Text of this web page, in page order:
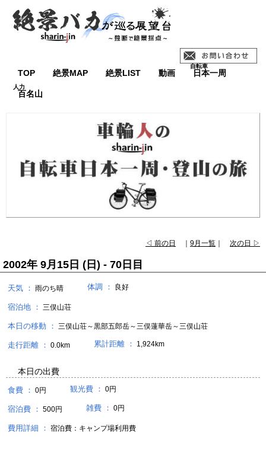
TOP 絶景MAP 絶景LIST 動画 日本一周
百名山
◁ 前の日 9月一覧 次の日 ▷
2002年 9月15日 (日) - 70日目
天気 ： 雨のち晴 体調 ： 良好
宿泊地 ： 三俣山荘
本日の移動 ： 三俣山荘～黒部五郎岳～三俣蓮華岳～三俣山荘
走行距離 ： 0.0km 累計距離 ： 1,924km
本日の出費
食費 ： 0円 観光費 ： 0円
宿泊費 ： 500円 雑費 ： 0円
費用詳細 ： 宿泊費：キャンプ場利用費